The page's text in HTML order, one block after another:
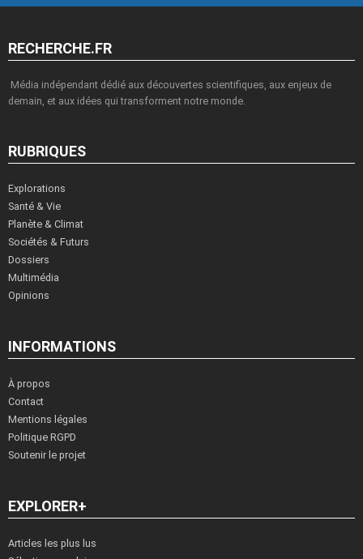
RECHERCHE.FR
Média indépendant dédié aux découvertes scientifiques, aux enjeux de
demain, et aux idées qui transforment notre monde.
RUBRIQUES
Explorations
Santé & Vie
Planète & Climat
Sociétés & Futurs
Dossiers
Multimédia
Opinions
INFORMATIONS
À propos
Contact
Mentions légales
Politique RGPD
Soutenir le projet
EXPLORER+
Articles les plus lus